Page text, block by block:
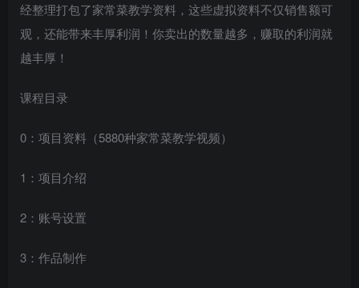
经整理打包了家常菜教学资料，这些虚拟资料不仅销售额可
观，还能带来丰厚利润！你卖出的数量越多，赚取的利润就
越丰厚！
课程目录
0：项目资料（5880种家常菜教学视频）
1：项目介绍
2：账号设置
3：作品制作